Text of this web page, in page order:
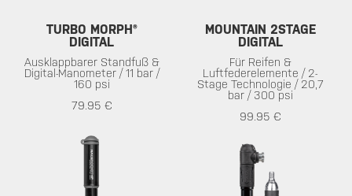
TURBO MORPH®
DIGITAL
Ausklappbarer Standfuß &
Digital-Manometer / 11 bar /
160 psi
79.95 €
MOUNTAIN 2STAGE
DIGITAL
Für Reifen &
Luftfederelemente / 2-
Stage Technologie / 20,7
bar / 300 psi
99.95 €